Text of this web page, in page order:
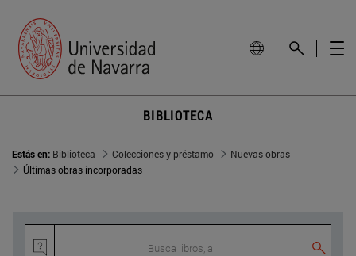
BIBLIOTECA
Estás en: Biblioteca Colecciones y préstamo
Nuevas obras
Últimas obras incorporadas
Busca libros, art